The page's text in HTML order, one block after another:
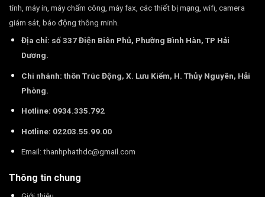
tính, máy in, máy chấm công, máy fax, các thiết bị mạng, wifi, camera
giám sát, báo động thông minh.
Địa chỉ: số 337 Điện Biên Phủ, Phường Bình Hàn, TP Hải
Dương.
Chi nhánh: thôn Trúc Động, X. Lưu Kiếm, H. Thủy Nguyên, Hải
Phòng.
Hotline: 0934.335.792
Hotline: 02203.55.99.00
Email: thanhphathdc@gmail.com
Thông tin chung